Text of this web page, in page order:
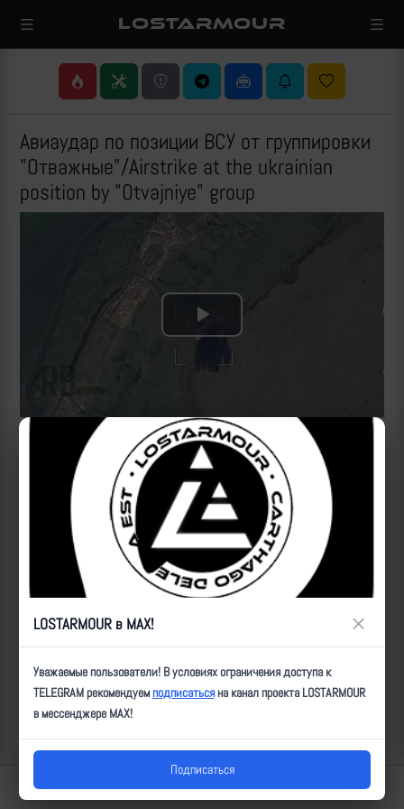
LOSTARMOUR
Авиаудар по позиции ВСУ от группировки
"Отважные"/Airstrike at the ukrainian
position by "Otvajniye" group
Play
https://t.me/btr80/6774
1585 | Автор: Артем | Дата: 2023-05-03 | Просмотров: 1667
Популярные за сегодня видео
Lostarmour | Carthago Delenda Est | 2014-2026
LOSTARMOUR в MAX! ×
Уважаемые пользователи! В условиях ограничения доступа к
TELEGRAM рекомендуемподписатьсяна канал проекта LOSTARMOUR
в мессенджере MAX!
Подписаться